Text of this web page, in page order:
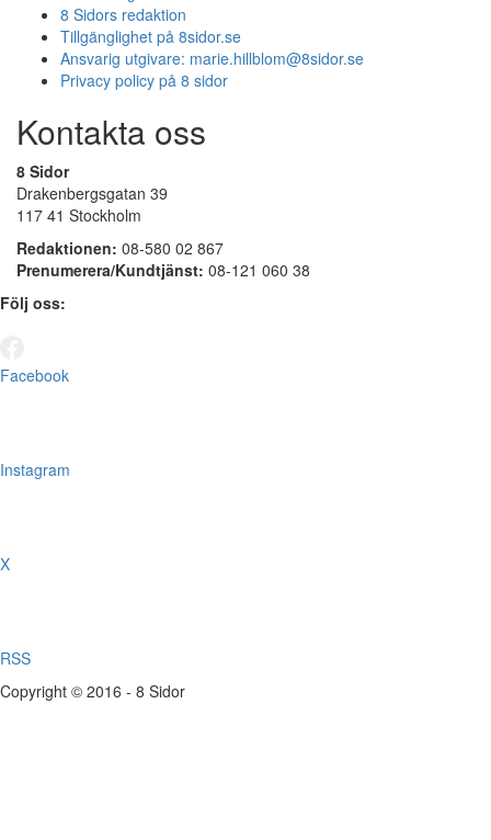
8 Sidors redaktion
Tillgänglighet på 8sidor.se
Ansvarig utgivare: marie.hillblom@8sidor.se
Privacy policy på 8 sidor
Kontakta oss
8 Sidor
Drakenbergsgatan 39
117 41 Stockholm
Redaktionen: 08-580 02 867
Prenumerera/Kundtjänst: 08-121 060 38
Följ oss:
Facebook
Instagram
X
RSS
Copyright © 2016 - 8 Sidor